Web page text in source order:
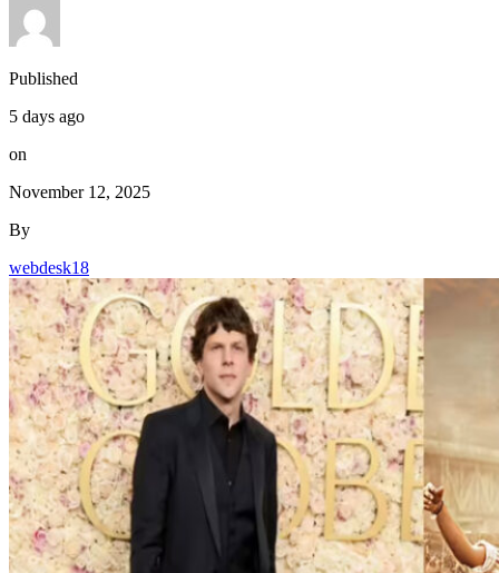
Published
5 days ago
on
November 12, 2025
By
webdesk18